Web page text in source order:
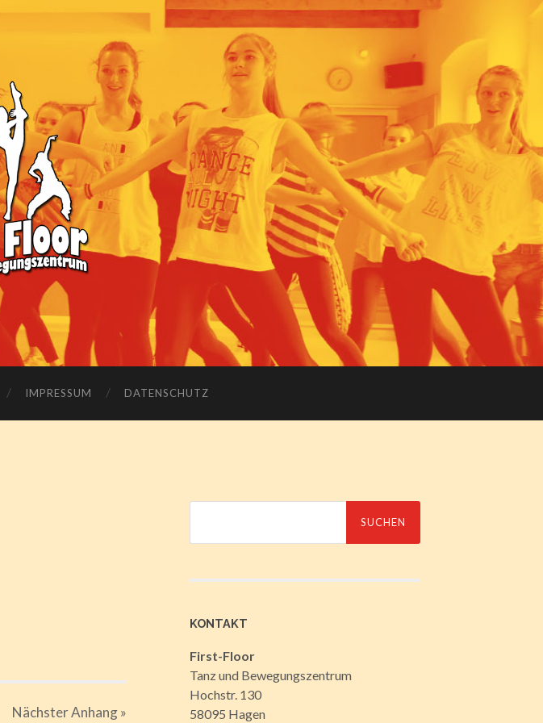
First
Floor
Tanz
Bewegungszentrum
IMPRESSUM DATENSCHUTZ
NächsterAnhang»
Suche
KONTAKT
First-Floor
Tanz und Bewegungszentrum
Hochstr. 130
58095 Hagen